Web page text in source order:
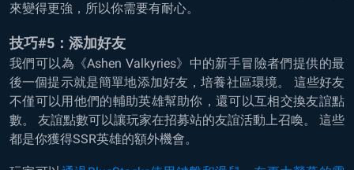
來變得更強，所以你需要有耐心。
技巧#5：添加好友
我們可以為《Ashen Valkyries》中的新手冒險者們提供的最
後一個提示就是簡單地添加好友，培養社區環境。 這些好友
不僅可以用他們的輔助英雄幫助你，還可以互相交換友誼點
數。 友誼點數可以讓玩家在招募站的友誼活動上召喚。 這些
都是你獲得SSR英雄的額外機會。